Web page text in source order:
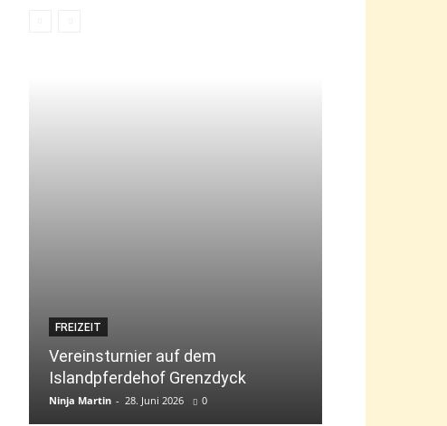
FREIZEIT
Vereinsturnier auf dem
Islandpferdehof Grenzdyck
Ninja Martin - 28. Juni 2026 0